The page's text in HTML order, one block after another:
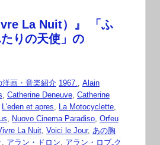
La Nuit）』 「ふ
りの天使」の
洋画・音楽紹介 1967., Alain
, Catherine Deneuve, Catherine
L'eden et apres, La Motocyclette,
, Nuovo Cinema Paradiso, Orfeu
La Nuit, Voici le Jour, あの胸
, アラン・ドロン, アラン・ロブ₌ク